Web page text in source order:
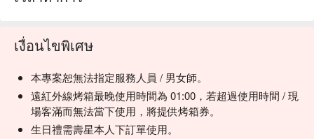
เงื่อนไขพิเศษ
本專案恕無法指定服務人員 / 男女師。
遠紅外線烤箱最晚使用時間為 01:00，若超過使用時間 / 現
場客滿而無法當下使用，將提供烤箱券。
生日禮需壽星本人下訂單使用。